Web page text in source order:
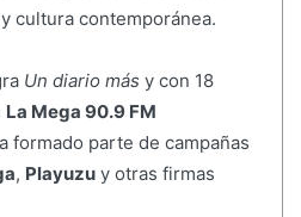
cultura contemporánea.
Un diario más y con 18
La Mega 90.9 FM
formado parte de campañas
, Playuzuy otras firmas